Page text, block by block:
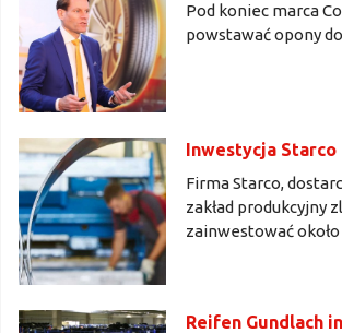
Pod koniec marca
powstawać opony
Inwestycja Starco
Firma Starco,
zakład produkcyjny
zainwestować
Reifen Gundlach